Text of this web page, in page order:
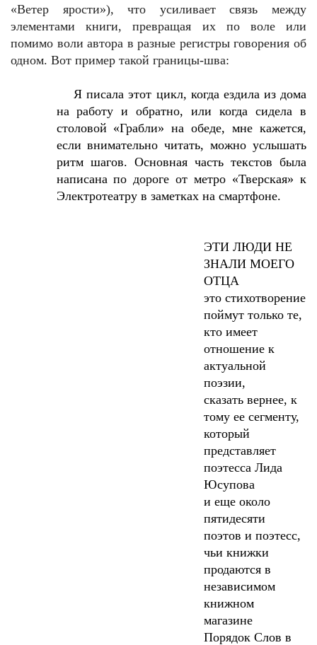
«Ветер ярости»), что усиливает связь между
элементами книги, превращая их по воле или
помимо воли автора в разные регистры говорения об
одном. Вот пример такой границы-шва:
Я писала этот цикл, когда ездила из дома
на работу и обратно, или когда сидела в
столовой «Грабли» на обеде, мне кажется,
если внимательно читать, можно услышать
ритм шагов. Основная часть текстов была
написана по дороге от метро «Тверская» к
Электротеатру в заметках на смартфоне.
ЭТИ ЛЮДИ НЕ
ЗНАЛИ МОЕГО
ОТЦА
это стихотворение
поймут только те,
кто имеет
отношение к
актуальной
поэзии,
сказать вернее, к
тому ее сегменту,
который
представляет
поэтесса Лида
Юсупова
и еще около
пятидесяти
поэтов и поэтесс,
чьи книжки
продаются в
независимом
книжном
магазине
Порядок Слов в